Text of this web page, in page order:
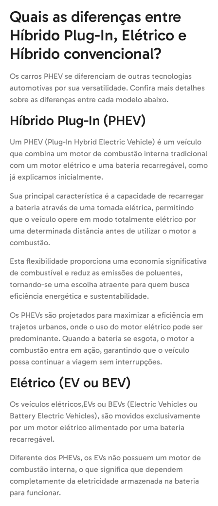
Quais as diferenças entre
Híbrido Plug-In, Elétrico e
Híbrido convencional?
Os carros PHEV se diferenciam de outras tecnologias
automotivas por sua versatilidade. Confira mais detalhes
sobre as diferenças entre cada modelo abaixo.
Híbrido Plug-In (PHEV)
Um PHEV (Plug-In Hybrid Electric Vehicle) é um veículo
que combina um motor de combustão interna tradicional
com um motor elétrico e uma bateria recarregável, como
já explicamos inicialmente.
Sua principal característica é a capacidade de recarregar
a bateria através de uma tomada elétrica, permitindo
que o veículo opere em modo totalmente elétrico por
uma determinada distância antes de utilizar o motor a
combustão.
Esta flexibilidade proporciona uma economia significativa
de combustível e reduz as emissões de poluentes,
tornando-se uma escolha atraente para quem busca
eficiência energética e sustentabilidade.
Os PHEVs são projetados para maximizar a eficiência em
trajetos urbanos, onde o uso do motor elétrico pode ser
predominante. Quando a bateria se esgota, o motor a
combustão entra em ação, garantindo que o veículo
possa continuar a viagem sem interrupções.
Elétrico (EV ou BEV)
Os veículos elétricos,EVs ou BEVs (Electric Vehicles ou
Battery Electric Vehicles), são movidos exclusivamente
por um motor elétrico alimentado por uma bateria
recarregável.
Diferente dos PHEVs, os EVs não possuem um motor de
combustão interna, o que significa que dependem
completamente da eletricidade armazenada na bateria
para funcionar.